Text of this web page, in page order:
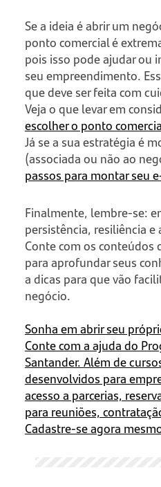
Se a ideia é abrir um
ponto comercial é
pois isso pode ajudar ou
seu empreendimento.
que deve ser feita com
Veja o que levar em
escolher o ponto
Já se a sua estratégia é
(associada ou não ao
passos para montar seu
Finalmente, lembre-se:
persistência, resiliência
Conte com os conteúdos
para aprofundar seus
a dicas para que vão
negócio.
Sonha em abrir seu
Conte com a ajuda do
Santander. Além de
desenvolvidos para
acesso a parcerias,
para reuniões,
Cadastre-se agora